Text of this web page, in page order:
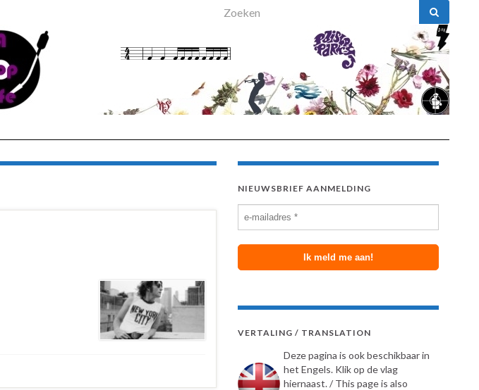
Search for:
NIEUWSBRIEF AANMELDING
VERTALING / TRANSLATION
Deze pagina is ook beschikbaar in
het Engels. Klik op de vlag
hiernaast. / This page is also